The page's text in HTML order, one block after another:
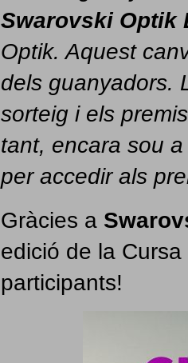
Swarovski Optik
Optik. Aquest
dels guanyadors.
sorteig i els
tant, encara sou
per accedir als
Gràcies a
edició de la
participants!